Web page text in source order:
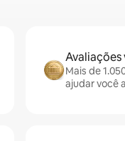
Avaliações
Mais de
ajudar você